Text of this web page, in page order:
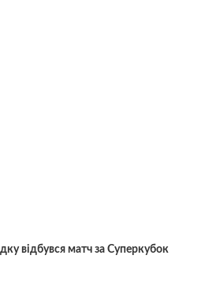
відбувся матч за Суперкубок